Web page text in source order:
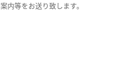
内等をお送り致します。